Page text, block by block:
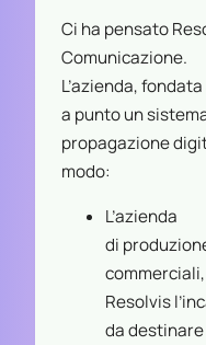
Ci ha pensato
Comunicazione.
L’azienda,
a punto un
propagazione
modo:
L’azienda
di
Resolvis
da